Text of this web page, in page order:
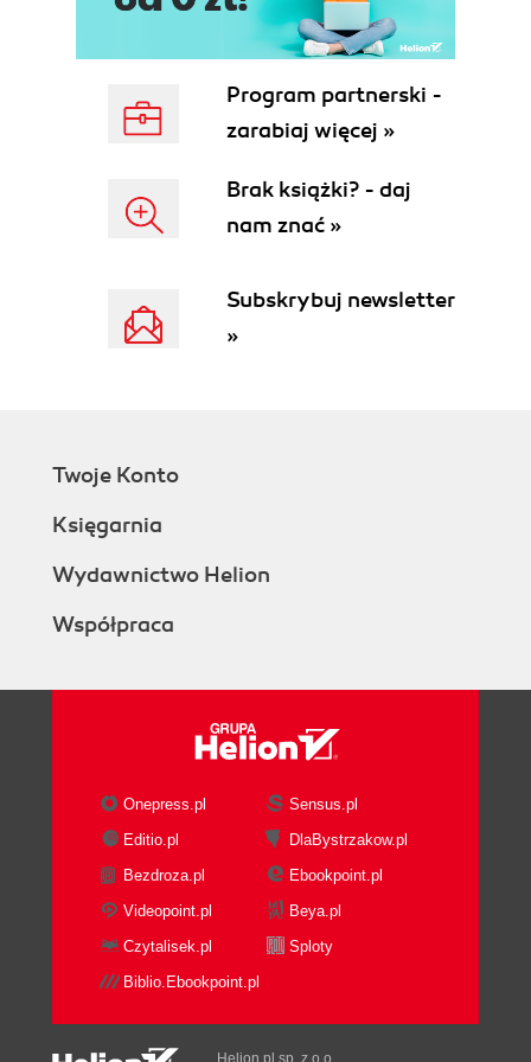
Program partnerski -
zarabiaj więcej »
Brak książki? - daj
nam znać »
Subskrybuj newsletter
»
Twoje Konto
Księgarnia
Wydawnictwo Helion
Współpraca
Onepress.pl
Sensus.pl
Editio.pl
DlaBystrzakow.pl
Bezdroza.pl
Ebookpoint.pl
Videopoint.pl
Beya.pl
Czytalisek.pl
Sploty
Biblio.Ebookpoint.pl
Helion.pl sp. z o.o.